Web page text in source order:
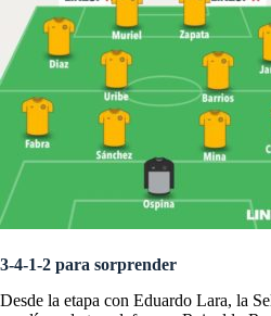
3-4-1-2 para sorprender
Desde la etapa con Eduardo Lara, la